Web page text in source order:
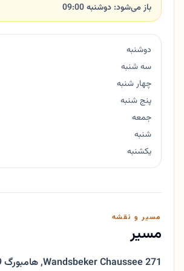
باز می‌شود: دوشنبه 09:00
دوشنبه
سه شنبه
چهار شنبه
پنج شنبه
جمعه
شنبه
یکشنبه
مسیر و نقشه
مسیر
Wandsbeker Chaussee 271
,22089 هامبورگ